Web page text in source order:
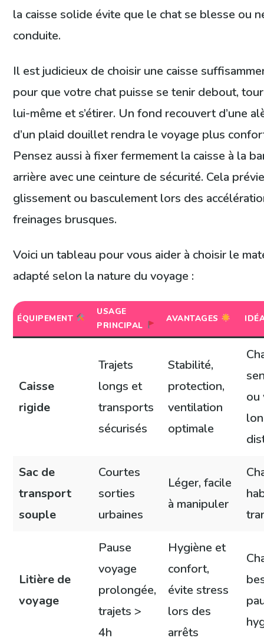
la caisse solide évite que le chat se blesse ou
conduite.
Il est judicieux de choisir une caisse
pour que votre chat puisse se tenir debout,
lui-même et s’étirer. Un fond recouvert d’une
d’un plaid douillet rendra le voyage plus
Pensez aussi à fixer fermement la caisse à la
arrière avec une ceinture de sécurité. Cela
glissement ou basculement lors des
freinages brusques.
Voici un tableau pour vous aider à choisir le
adapté selon la nature du voyage :
ÉQUIPEMENT
USAGE
PRINCIPAL
AVANTAGES
Caisse
rigide
Trajets
longs et
transports
sécurisés
Stabilité,
protection,
ventilation
optimale
ou
Sac de
transport
souple
Courtes
sorties
urbaines
Léger, facile
à manipuler
Litière de
voyage
Pause
voyage
prolongée,
trajets >
4h
Hygiène et
confort,
évite stress
lors des
arrêts